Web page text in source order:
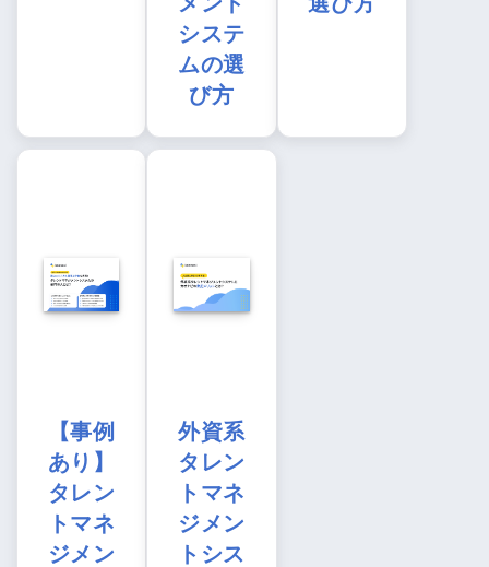
システ
ムの選
び方
【事例
あり】
タレン
トマネ
ジメン
外資系
タレン
トマネ
ジメン
トシス